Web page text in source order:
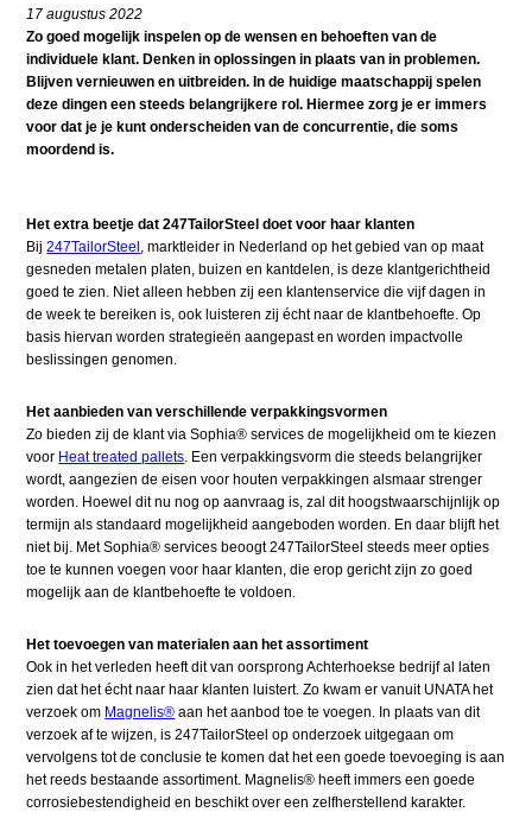
17 augustus 2022
Zo goed mogelijk inspelen op de wensen en behoeften van de
individuele klant. Denken in oplossingen in plaats van in problemen.
Blijven vernieuwen en uitbreiden. In de huidige maatschappij spelen
deze dingen een steeds belangrijkere rol. Hiermee zorg je er immers
voor dat je je kunt onderscheiden van de concurrentie, die soms
moordend is.
Het extra beetje dat 247TailorSteel doet voor haar klanten
Bij247TailorSteel , marktleider in Nederland op het gebied vanop maat
gesneden metalen platen, buizen en kantdelen, is deze klantgerichtheid
goed te zien. Niet alleen hebben zij een klantenservice die vijf dagen in
de week te bereiken is, ook luisteren zij écht naar de klantbehoefte. Op
basis hiervan worden strategieën aangepast en worden impactvolle
beslissingen genomen.
Het aanbieden van verschillende verpakkingsvormen
Zo bieden zij de klant via Sophia® services de mogelijkheid om te kiezen
voor Heat treated pallets. Een verpakkingsvorm die steeds belangrijker
wordt, aangezien de eisen voor houten verpakkingen alsmaar strenger
worden. Hoewel dit nu nog op aanvraag is, zal dit hoogstwaarschijnlijk op
termijn als standaard mogelijkheid aangeboden worden. En daar blijft het
niet bij. Met Sophia® services beoogt 247TailorSteel steeds meer opties
toe te kunnen voegen voor haar klanten, die erop gericht zijn zo goed
mogelijk aan de klantbehoefte te voldoen.
Het toevoegen van materialen aan het assortiment
Ook in het verleden heeft dit van oorsprong Achterhoekse bedrijf al laten
zien dat het écht naar haar klanten luistert. Zo kwam er vanuit UNATA het
verzoek om Magnelis® aan het aanbod toe te voegen. In plaats van dit
verzoek af te wijzen, is 247TailorSteel op onderzoek uitgegaan om
vervolgens tot de conclusie te komen dat het een goede toevoeging is aan
het reeds bestaande assortiment. Magnelis® heeft immers een goede
corrosiebestendigheid en beschikt over een zelfherstellend karakter.